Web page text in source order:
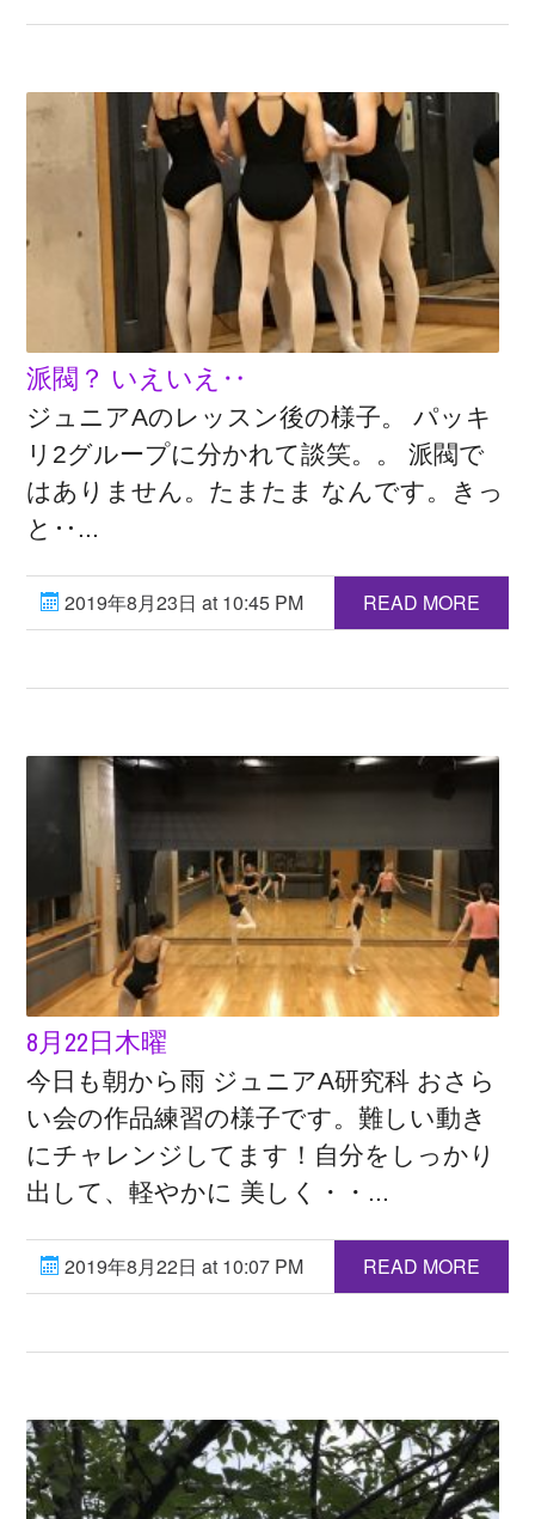
派閥？ いえいえ‥
ジュニアAのレッスン後の様子。 パッキ
リ2グループに分かれて談笑。。 派閥で
はありません。たまたま なんです。きっ
と‥...
2019年8月23日 at 10:45 PM READ MORE
8月22日木曜
今日も朝から雨 ジュニアA研究科 おさら
い会の作品練習の様子です。難しい動き
にチャレンジしてます！自分をしっかり
出して、軽やかに 美しく・・...
2019年8月22日 at 10:07 PM READ MORE